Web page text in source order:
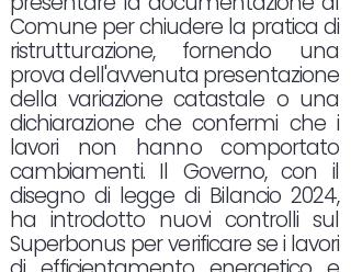
Comune per chiudere la pratica di
ristrutturazione, fornendo una
prova dell'avvenuta presentazione
della variazione catastale o una
dichiarazione che confermi che i
lavori non hanno comportato
cambiamenti. Il Governo, con il
disegno di legge di Bilancio 2024,
ha introdotto nuovi controlli sul
Superbonus per verificare se i lavori